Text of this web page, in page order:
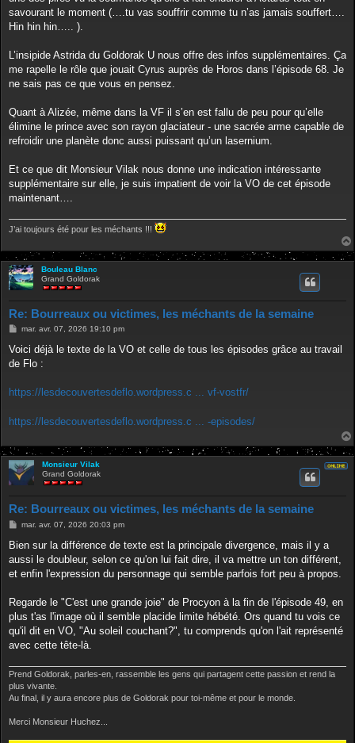
savourant le moment (….tu vas souffrir comme tu n’as jamais souffert….
Hin hin hin….. ).
L’insipide Astrida du Goldorak U nous offre des infos supplémentaires. Ça
me rapelle le rôle que jouait Cyrus auprès de Horos dans l’épisode 68. Je
ne sais pas ce que vous en pensez.
Quant à Alizée, même dans la VF il s’en est fallu de peu pour qu’elle
élimine le prince avec son rayon glaciateur - une sacrée arme capable de
refroidir une planète donc aussi puissant qu’un lasernium.
Et ce que dit Monsieur Vilak nous donne une indication intéressante
supplémentaire sur elle, je suis impatient de voir la VO de cet épisode
maintenant….
J’ai toujours été pour les méchants !!!
Bouleau Blanc
Grand Goldorak
Re: Bourreaux ou victimes, les méchants de la semaine
M
s
a
mar. avr. 07, 2026 19:10 pm
Voici déjà le texte de la VO et celle de tous les épisodes grâce au travail
de Flo :
https://lesdecouvertesdeflo.wordpress.c ... vf-vostfr/
https://lesdecouvertesdeflo.wordpress.c ... -episodes/
Monsieur Vilak
Grand Goldorak
Re: Bourreaux ou victimes, les méchants de la semaine
M
s
a
g
mar. avr. 07, 2026 20:03 pm
Bien sur la différence de texte est la principale divergence, mais il y a
aussi le doubleur, selon ce qu'on lui fait dire, il va mettre un ton différent,
et enfin l'expression du personnage qui semble parfois fort peu à propos.
Regarde le "C'est une grande joie" de Procyon à la fin de l'épisode 49, en
plus t'as l'image où il semble placide limite hébété. Ors quand tu vois ce
qu'il dit en VO, "Au soleil couchant?", tu comprends qu'on l'ait représenté
avec cette tête-là.
Prend Goldorak, parles-en, rassemble les gens qui partagent cette passion et rend la
plus vivante.
Au final, il y aura encore plus de Goldorak pour toi-même et pour le monde.
Merci Monsieur Huchez...